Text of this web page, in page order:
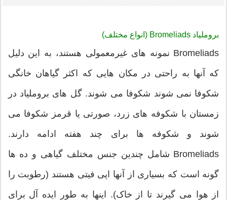
بروملیاد Bromeliads (انواع مختلف)
Bromeliads نمونه های غیرمعمولی هستند، به این دلیل
که آنها به راحتی در مکان هایی که اکثر گیاهان خانگی
شکوفا نمی شوند شکوفا می شوند. گل های بروملیاد در
زمستان با شکوفه های زرد، صورتی یا قرمز شکوفا می
شوند و شکوفه ها برای چند هفته ادامه دارند.
Bromeliads شامل چندین جنس مختلف گیاهی و ده ها
گونه است که بسیاری از آنها اپی فیتی هستند (رطوبت را
از هوا می گیرند تا از خاک). اینها به طور ایده آل برای